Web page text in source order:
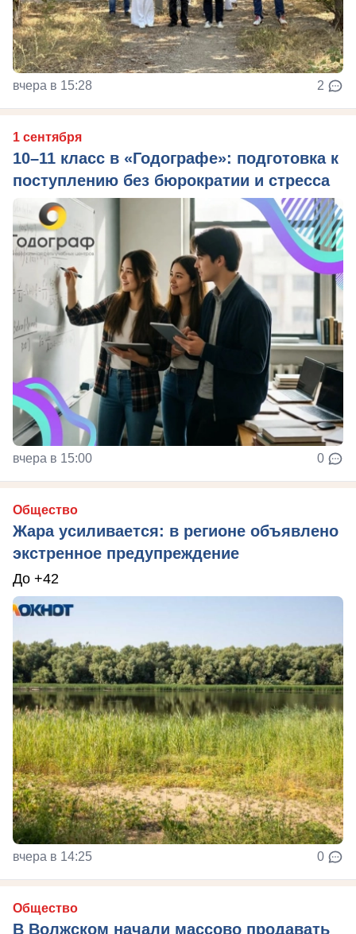
вчера в 15:28 2
1 сентября
10–11 класс в «Годографе»: подготовка к
поступлению без бюрократии и стресса
вчера в 15:00 0
Общество
Жара усиливается: в регионе объявлено
экстренное предупреждение
До +42
вчера в 14:25 0
Общество
В Волжском начали массово продавать